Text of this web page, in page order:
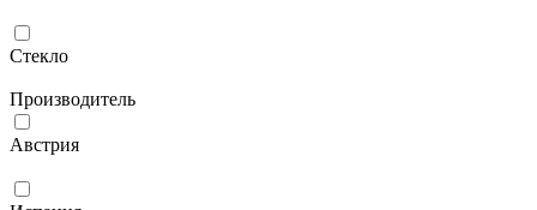
Стекло
Производитель
Австрия